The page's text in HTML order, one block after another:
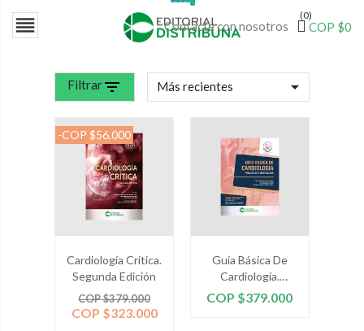
 Contacte con nosotros COP $0
(0)
Filtrarfilter_list Más recientes 
-COP $56.000
Cardiología Crítica.
Segunda Edición
Precio
base
COP $379.000Precio
COP $323.000
Guía Básica De
Cardiología.
Preguntas Y
Respuestas
Precio
COP $379.000